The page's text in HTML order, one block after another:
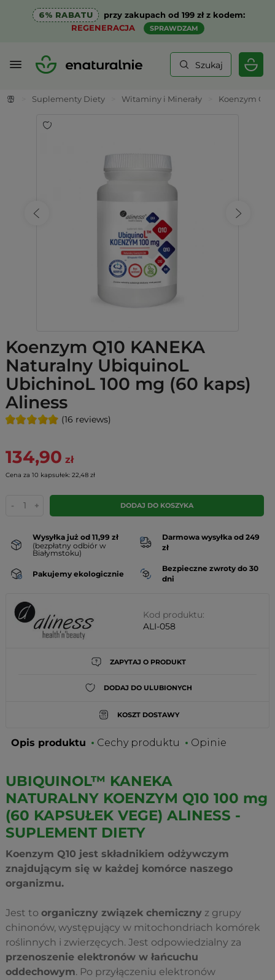
6% RABATU
przy zakupach od 199 zł z kodem:
REGENERACJA
SPRAWDZAM
Szukaj
Suplementy Diety Witaminy i Minerały Koenzym Q10
Koenzym Q10 KANEKA
Naturalny UbiquinoL
UbichinoL 100 mg (60 kaps)
Aliness
(16 reviews)
134,90 zł
Cena za 10 kapsułek: 22,48 zł
- + DODAJ DO KOSZYKA
Wysyłka już od 11,99 zł
(bezpłatny odbiór w
Białymstoku)
Darmowa wysyłka od 249
zł
Pakujemy ekologicznie
Bezpieczne zwroty do 30
dni
Kod produktu:
ALI-058
ZAPYTAJ O PRODUKT
DODAJ DO ULUBIONYCH
KOSZT DOSTAWY
Opis produktu Cechy produktu Opinie
UBIQUINOL™ KANEKA
NATURALNY KOENZYM Q10 100 mg
(60 KAPSUŁEK VEGE) ALINESS -
SUPLEMENT DIETY
Koenzym Q10 jest składnikiem odżywczym
znajdującym się w każdej komórce naszego
organizmu.
Jest to organiczny związek chemiczny z grupy
chinonów, występujący w mitochondriach komórek
roślinnych i zwierzęcych. Jest odpowiedzialny za
przenoszenie elektronów w łańcuchu
oddechowym. Po przyłączeniu elektronów